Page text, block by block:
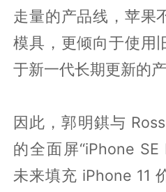
走量的产品线，苹果
模具，更倾向于使用
于新一代长期更新的产
因此，郭明錤与
的全面屏“iPhone
未来填充 iPhone 11